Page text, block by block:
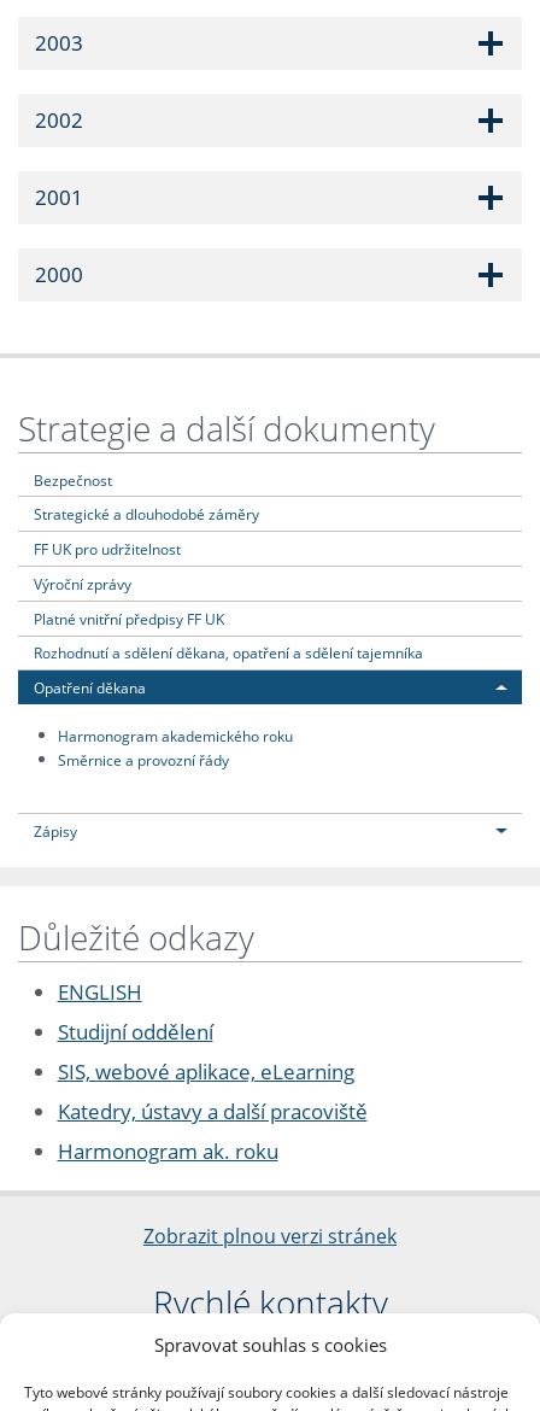
Spravovat souhlas s cookies
Tyto webové stránky používají soubory cookies a další sledovací nástroje
2003
2002
2001
2000
Strategie a další dokumenty
Bezpečnost
Strategické a dlouhodobé záměry
FF UK pro udržitelnost
Výroční zprávy
Platné vnitřní předpisy FF UK
Rozhodnutí a sdělení děkana, opatření a sdělení tajemníka
Opatření děkana
Harmonogram akademického roku
Směrnice a provozní řády
Zápisy
Důležité odkazy
ENGLISH
Studijní oddělení
SIS, webové aplikace, eLearning
Katedry, ústavy a další pracoviště
Harmonogram ak. roku
Zobrazit plnou verzi stránek
Rychlé kontakty
Filozofická fakulta
nám. Jana Palacha 1/2